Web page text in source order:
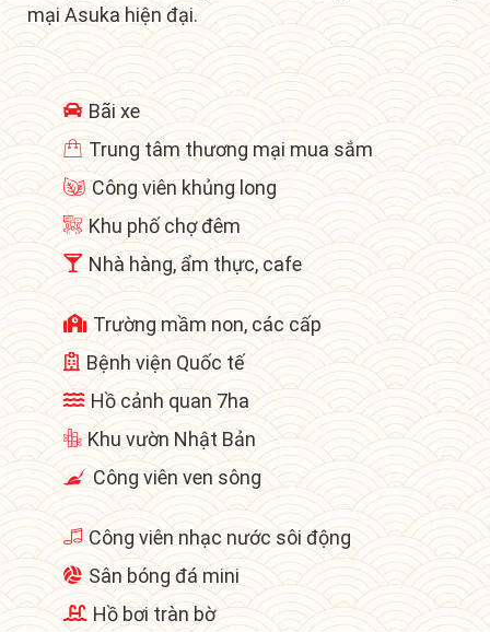
mại Asuka hiện đại.
Bãi xe
Trung tâm thương mại mua sắm
Công viên khủng long
Khu phố chợ đêm
Nhà hàng, ẩm thực, cafe
Trường mầm non, các cấp
Bệnh viện Quốc tế
Hồ cảnh quan 7ha
Khu vườn Nhật Bản
Công viên ven sông
Công viên nhạc nước sôi động
Sân bóng đá mini
Hồ bơi tràn bờ